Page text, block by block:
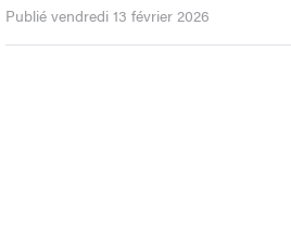
Publié vendredi 13 février 2026